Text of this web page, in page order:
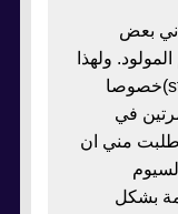
بعض
ولهذا
السبب اعطتني الدكتورة ابر (stroide)خصوصا
في
مني ان
بشكل